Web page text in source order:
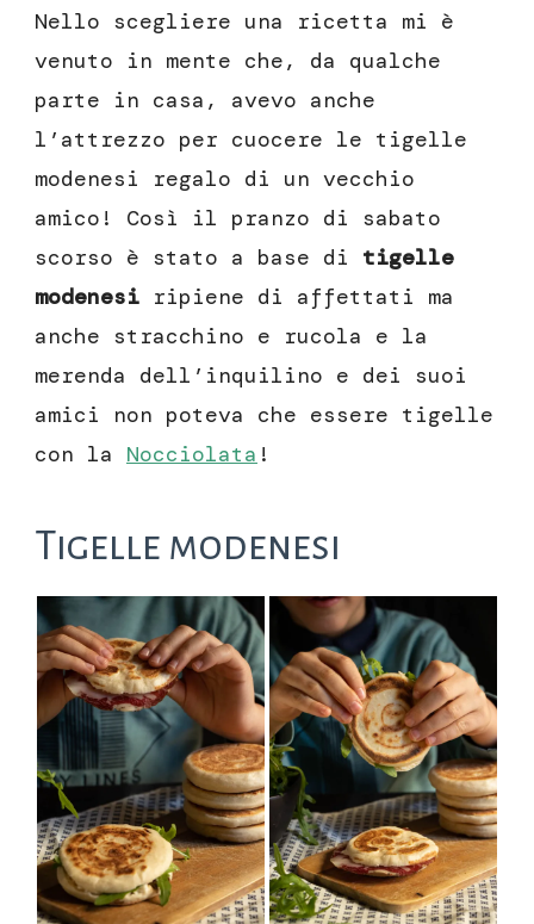
Nello scegliere una ricetta mi è
venuto in mente che, da qualche
parte in casa, avevo anche
l’attrezzo per cuocere le tigelle
modenesi regalo di un vecchio
amico! Così il pranzo di sabato
scorso è stato a base di tigelle
modenesi ripiene di affettati ma
anche stracchino e rucola e la
merenda dell’inquilino e dei suoi
amici non poteva che essere tigelle
con la Nocciolata !
Tigelle modenesi